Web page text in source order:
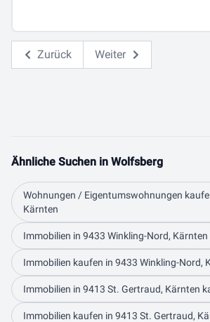
Zurück Weiter
Ähnliche Suchen in Wolfsberg
Wohnungen / Eigentumswohnungen
Kärnten
Immobilien in 9433 Winkling-Nord,
Immobilien kaufen in 9433 Winkling-Nord,
Immobilien in 9413 St. Gertraud, Kärnten
Immobilien kaufen in 9413 St. Gertraud,